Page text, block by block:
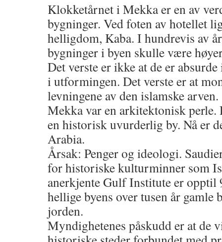
Klokketårnet i Mekka er en av
bygninger. Ved foten av hotellet
helligdom, Kaba. I hundrevis av
bygninger i byen skulle være
Det verste er ikke at de er
i utformingen. Det verste er at
levningene av den islamske arven.
Mekka var en arkitektonisk perle.
en historisk uvurderlig by. Nå er
Arabia.
Årsak: Penger og ideologi.
for historiske kulturminner som
anerkjente Gulf Institute er opptil
hellige byens over tusen år gamle
jorden.
Myndighetenes påskudd er at de